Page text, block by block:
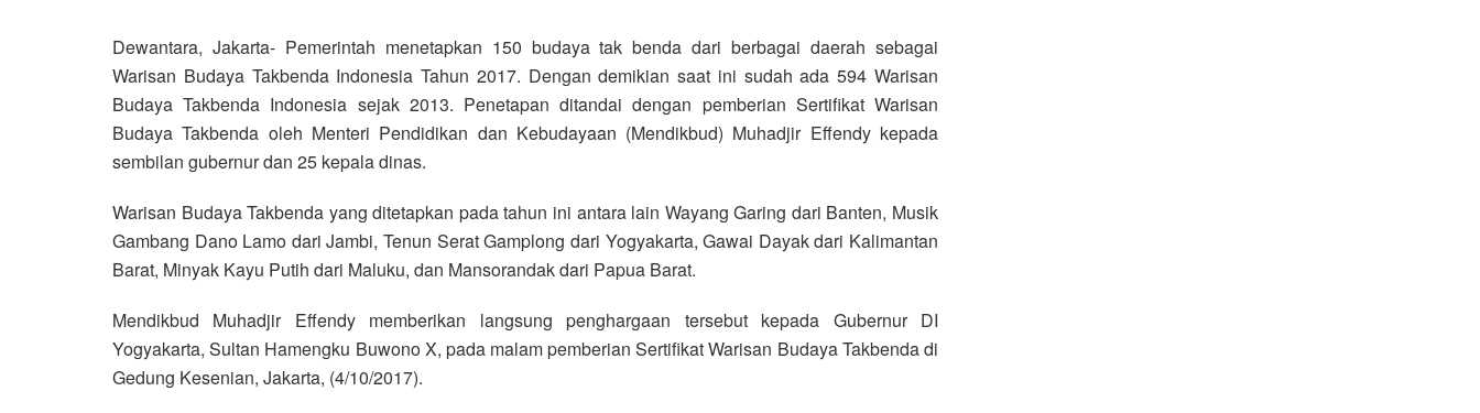
Dewantara, Jakarta- Pemerintah menetapkan 150 budaya tak benda dari berbagai daerah sebagai
Warisan Budaya Takbenda Indonesia Tahun 2017. Dengan demikian saat ini sudah ada 594 Warisan
Budaya Takbenda Indonesia sejak 2013. Penetapan ditandai dengan pemberian Sertifikat Warisan
Budaya Takbenda oleh Menteri Pendidikan dan Kebudayaan (Mendikbud) Muhadjir Effendy kepada
sembilan gubernur dan 25 kepala dinas.
Warisan Budaya Takbenda yang ditetapkan pada tahun ini antara lain Wayang Garing dari Banten, Musik
Gambang Dano Lamo dari Jambi, Tenun Serat Gamplong dari Yogyakarta, Gawai Dayak dari Kalimantan
Barat, Minyak Kayu Putih dari Maluku, dan Mansorandak dari Papua Barat.
Mendikbud Muhadjir Effendy memberikan langsung penghargaan tersebut kepada Gubernur DI
Yogyakarta, Sultan Hamengku Buwono X, pada malam pemberian Sertifikat Warisan Budaya Takbenda di
Gedung Kesenian, Jakarta, (4/10/2017).